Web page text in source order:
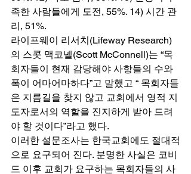
족한 사람들에게 도전, 55%. 14) 시간 관
리, 51%.
라이프웨이 리서치(Lifeway Research)
의 스콧 맥코넬(Scott McConnell)는 “목
회자들이 현재 감당해야 사항들의 수와
폭이 어마어마하다”고 말했고 “ 목회자들
은 지름길을 찾지 않고 교회에서 영적 지
도자로서의 역할을 진지하게 받아 드려
야 할 것이다”라고 했다.
이러한 설문조사는 한국교회에도 절대적
으로 요구되어 진다. 분명한 사실은 코비
드 이후 교회가 요구하는 목회자들의 사